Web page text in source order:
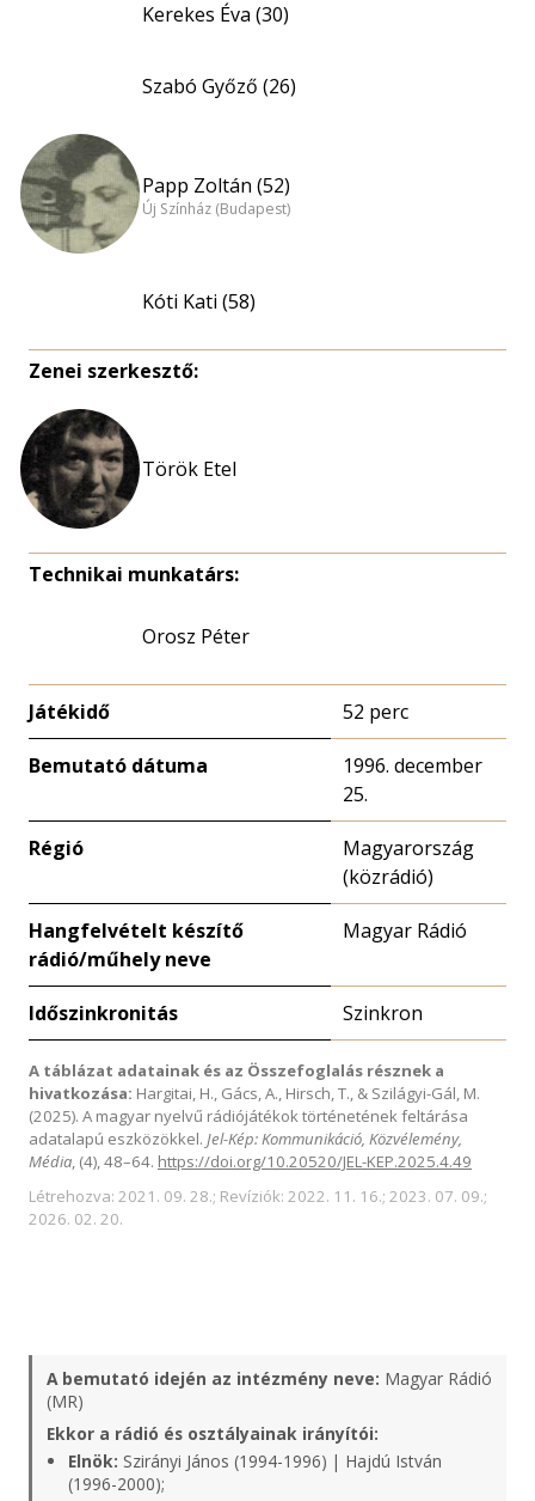
Kerekes Éva (30)
Szabó Győző (26)
Papp Zoltán (52)
Új Színház (Budapest)
Kóti Kati (58)
Zenei szerkesztő:
Török Etel
Technikai munkatárs:
Orosz Péter
Játékidő 52 perc
Bemutató dátuma
1996. december
25.
Régió
Magyarország
(közrádió)
Hangfelvételt készítő
rádió/műhely neve
Magyar Rádió
Időszinkronitás Szinkron
A táblázat adatainak és az Összefoglalás résznek a
hivatkozása: Hargitai, H., Gács, A., Hirsch, T., & Szilágyi-Gál, M.
(2025). A magyar nyelvű rádiójátékok történetének feltárása
adatalapú eszközökkel. Jel-Kép: Kommunikáció, Közvélemény,
Média, (4), 48–64. https://doi.org/10.20520/JEL-KEP.2025.4.49
Létrehozva: 2021. 09. 28.; Revíziók: 2022. 11. 16.; 2023. 07. 09.;
2026. 02. 20.
A bemutató idején az intézmény neve: Magyar Rádió
(MR)
Ekkor a rádió és osztályainak irányítói:
Elnök: Szirányi János (1994-1996) | Hajdú István
(1996-2000);